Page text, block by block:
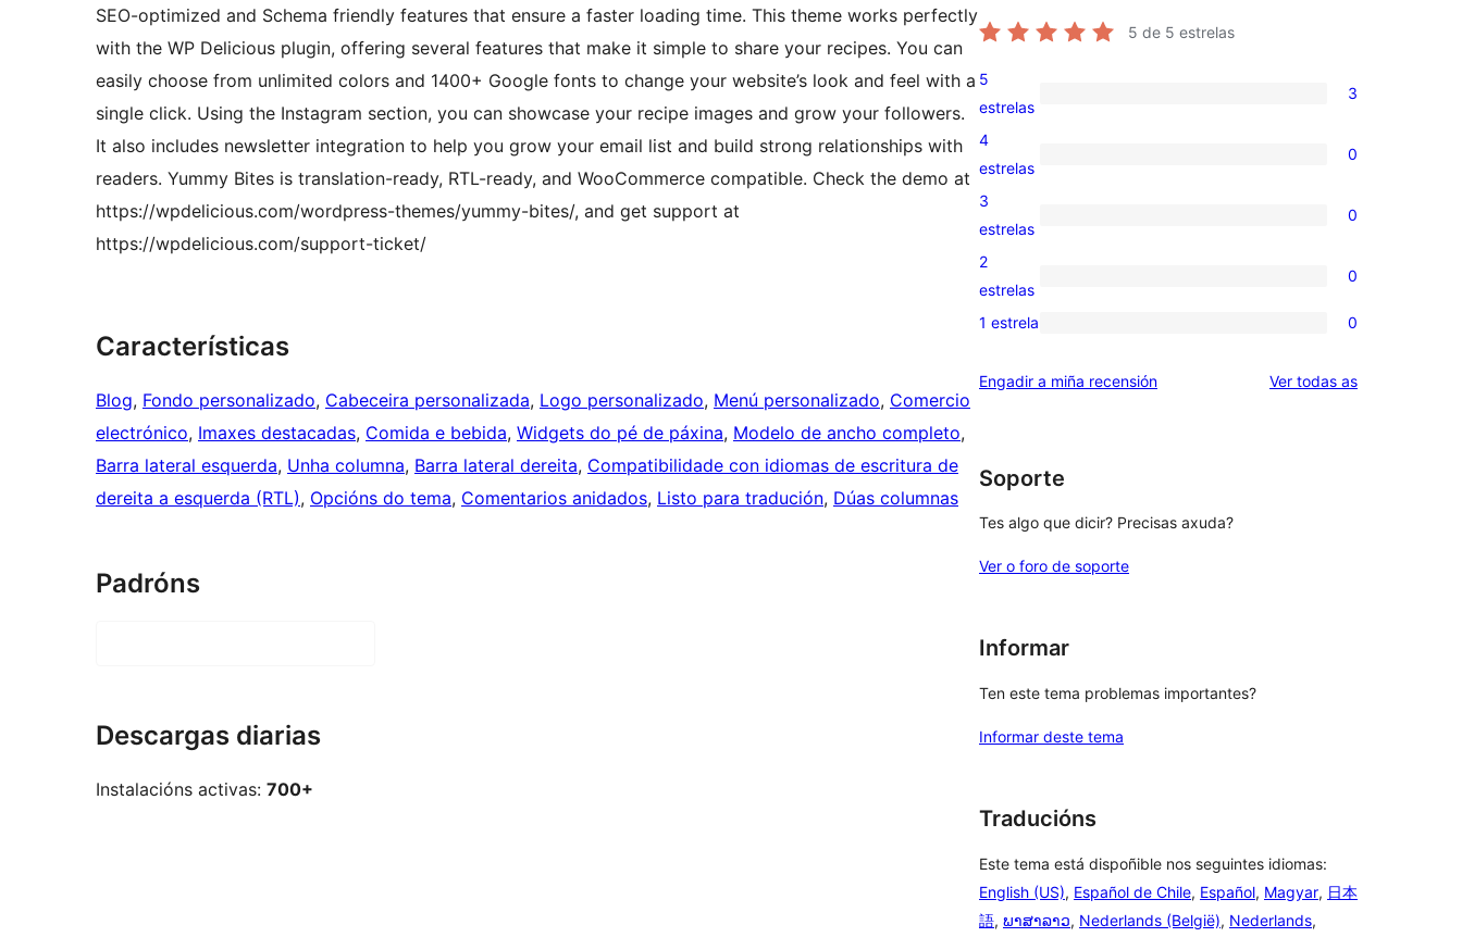
SEO-optimized and Schema friendly features that ensure a faster loading time. This theme works perfectly
with the WP Delicious plugin, offering several features that make it simple to share your recipes. You can
easily choose from unlimited colors and 1400+ Google fonts to change your website’s look and feel with a
single click. Using the Instagram section, you can showcase your recipe images and grow your followers.
It also includes newsletter integration to help you grow your email list and build strong relationships with
readers. Yummy Bites is translation-ready, RTL-ready, and WooCommerce compatible. Check the demo at
https://wpdelicious.com/wordpress-themes/yummy-bites/, and get support at
https://wpdelicious.com/support-ticket/
Características
Blog, Fondo personalizado, Cabeceira personalizada, Logo personalizado, Menú personalizado, Comercio
electrónico, Imaxes destacadas, Comida e bebida, Widgets do pé de páxina, Modelo de ancho completo
Barra lateral esquerda, Unha columna, Barra lateral dereita, Compatibilidade con idiomas de escritura de
dereita a esquerda (RTL), Opcións do tema, Comentarios anidados, Listo para tradución, Dúas columnas
Padróns
Descargas diarias
Instalacións activas: 700+
5 de 5 estrelas
3
valoracións
de
5
estrelas
3
0
valoracións
de
4
estrelas
0
0
valoracións
de
3
estrelas
0
0
valoracións
2
2
estrelas
0
0
de
1 estrela 0
Engadir a miña recensión Ver todas asvaloracións
Soporte
Tes algo que dicir? Precisas axuda?
Ver o foro de soporte
Informar
Ten este tema problemas importantes?
Informar deste tema
Traducións
Este tema está dispoñible nos seguintes idiomas:
English (US), Español de Chile, Español, Magyar, 日本
語, ພາສາລາວ, Nederlands (België), Nederlands,